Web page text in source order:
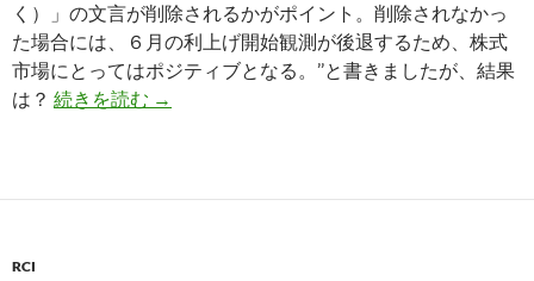
く）」の文言が削除されるかがポイント。削除されなかっ
た場合には、６月の利上げ開始観測が後退するため、株式
市場にとってはポジティブとなる。’’と書きましたが、結果
は？ 続きを読む 注目のＦＯＭＣを終えて、株高か？
→
RCI